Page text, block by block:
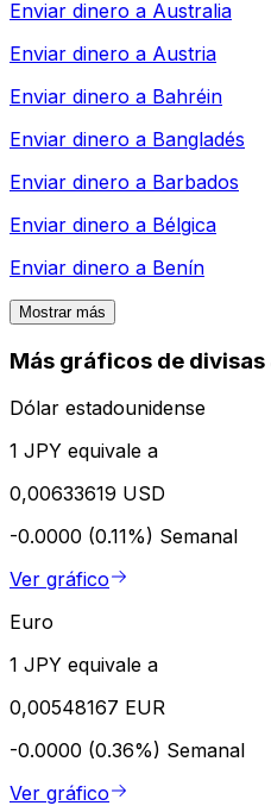
Enviar dinero a Australia
Enviar dinero a Austria
Enviar dinero a Bahréin
Enviar dinero a Bangladés
Enviar dinero a Barbados
Enviar dinero a Bélgica
Enviar dinero a Benín
Mostrar más
Más gráficos de divisas
Dólar estadounidense
1 JPY equivale a
0,00633619 USD
-0.0000 (0.11%) Semanal
Ver gráfico
Euro
1 JPY equivale a
0,00548167 EUR
-0.0000 (0.36%) Semanal
Ver gráfico